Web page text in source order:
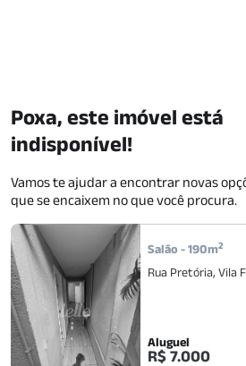
Salão -190m2
Rua Pretória, Vila
Aluguel
R$ 7.000
Poxa, este imóvel está
indisponível!
Vamos te ajudar a encontrar novas
que se encaixem no que você procura.